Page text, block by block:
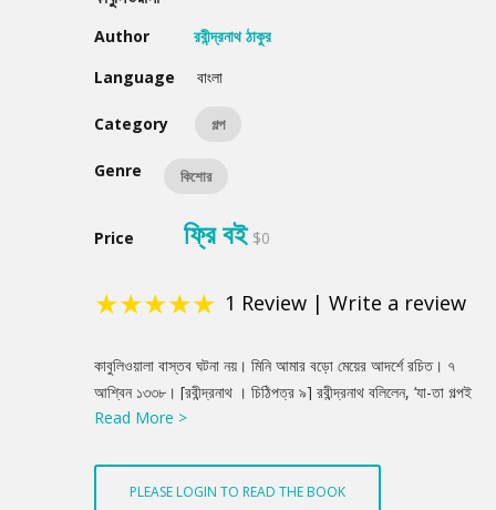
Author
রবীন্দ্রনাথ ঠাকুর
Language
বাংলা
Category গল্প
Genre কিশোর
Price ফ্রি বই $0
★★★★★ 1 Review | Write a review
Product
Summery
কাবুলিওয়ালা বাস্তব ঘটনা নয়। মিনি আমার বড়ো মেয়ের আদর্শে রচিত। ৭
আশ্বিন ১৩৩৮। [রবীন্দ্রনাথ । চিঠিপত্র ৯] রবীন্দ্রনাথ বলিলেন, ‘যা-তা গল্পই
তো গল্প। আমার ভারি Soothing লাগে। ছোটো ছেলের সঙ্গে ছোটো মেয়ের
বকে যেত।’ আমি বলিলাম, ‘কাবুলিওয়ালার মিনির মতো?’ কবি বলিলেন, ‘বেলাটা
[জ্যেষ্ঠা কন্যা] ঠিক অমনি ছিল, মিনির কথা প্রায় তার কথাই সব তুলে দিয়েছি।’
Read More >
PLEASE LOGIN TO READ THE BOOK